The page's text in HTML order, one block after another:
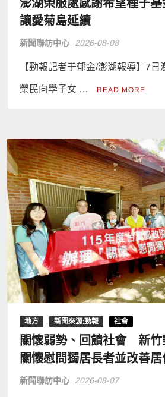
澎湖榮服處感謝希望種子
讓愛菊島延續
新聞聯訪中心 2026-08-08
【勁報記者于郁金/澎湖報導】7
榮民向學子女 … READ MORE
地方 新聞來源:勁報 社會
關懷弱勢、回饋社會 新竹
關懷慰問獨居長者並改善
新聞聯訪中心 2026-08-07